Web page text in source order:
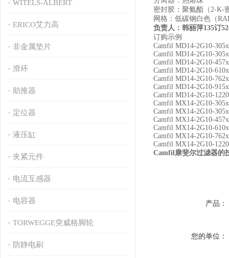
WITELS-ALBERT
ERICO艾力高
非金属垫片
滑环
助推器
定位器
液压缸
夹紧元件
电流互感器
电容器
TORWEGGE突威格脚轮
防静电刷
密封胶：聚氨酯（2-K-
网格：低碳钢白色（
负责人：韩丽萍135订
订购示例
Camfil MD14-2G10-
Camfil MD14-2G10-
Camfil MD14-2G10-
Camfil MD14-2G10-
Camfil MD14-2G10-
Camfil MD14-2G10-
Camfil MD14-2G10-
Camfil MX14-2G10-
Camfil MX14-2G10-
Camfil MX14-2G10-
Camfil MX14-2G10-
Camfil MX14-2G10-
Camfil MX14-2G10-
Camfil康斐尔过滤器的
产品：
您的单位：